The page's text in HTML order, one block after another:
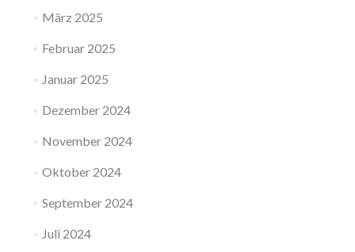
März 2025
Februar 2025
Januar 2025
Dezember 2024
November 2024
Oktober 2024
September 2024
Juli 2024